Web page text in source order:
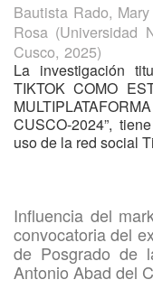
Bautista Rado,
Rosa (Universidad
Cusco, 2025)
La investigación
TIKTOK COMO
CUSCO-2024”,
uso de la red social
Influencia del
convocatoria del
de Posgrado de
Antonio Abad del